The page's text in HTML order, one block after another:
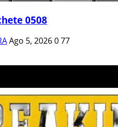
0508
Ago 5, 2026077